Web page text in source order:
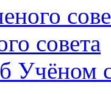
совета
Учёном